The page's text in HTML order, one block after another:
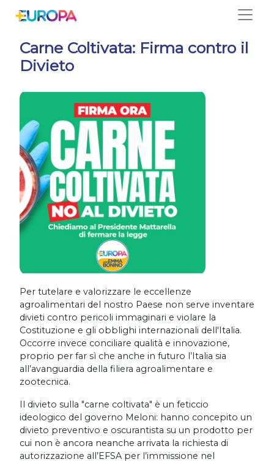
Carne Coltivata: Firma contro il
Divieto
Per tutelare e valorizzare le eccellenze
agroalimentari del nostro Paese non serve inventare
divieti contro pericoli immaginari e violare la
Costituzione e gli obblighi internazionali dell'Italia.
Occorre invece conciliare qualità e innovazione,
proprio per far sì che anche in futuro l’Italia sia
all’avanguardia della filiera agroalimentare e
zootecnica.
Il divieto sulla "carne coltivata" è un feticcio
ideologico del governo Meloni: hanno concepito un
divieto preventivo e oscurantista su un prodotto per
cui non è ancora neanche arrivata la richiesta di
autorizzazione all’EFSA per l’immissione nel